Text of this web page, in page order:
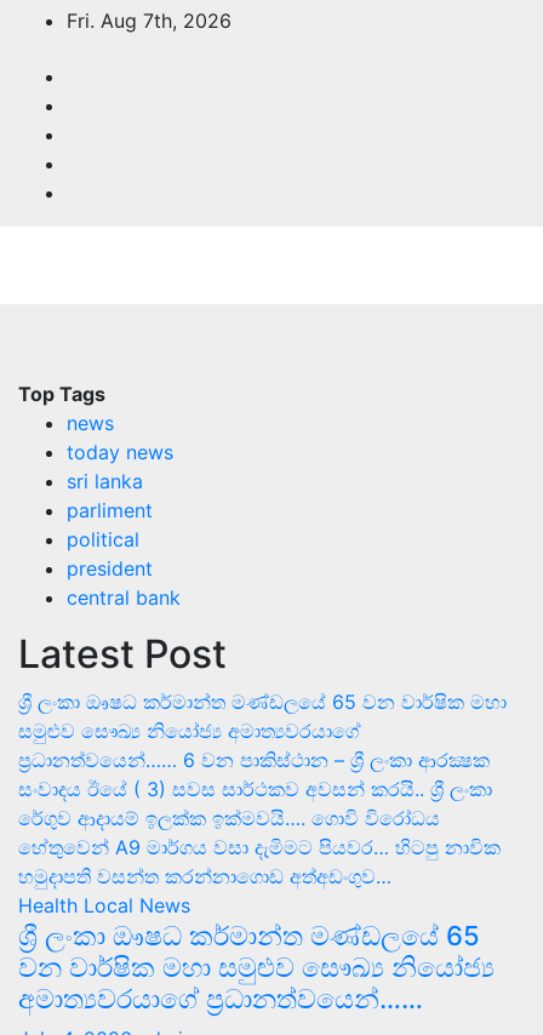
content
Fri. Aug 7th, 2026
Top Tags
news
today news
sri lanka
parliment
political
president
central bank
Latest Post
ශ්‍රී ලංකා ඖෂධ කර්මාන්ත මණ්ඩලයේ 65 වන වාර්ෂික මහා
සමුළුව සෞඛ්‍ය නියෝජ්‍ය අමාත්‍යවරයාගේ
ප්‍රධානත්වයෙන්…… 6 වන පාකිස්ථාන – ශ්‍රී ලංකා ආරක්‍ෂක
සංවාදය ඊයේ ( 3) සවස සාර්ථකව අවසන් කරයි.. ශ්‍රී ලංකා
රේගුව ආදායම් ඉලක්ක ඉක්මවයි…. ගොවි විරෝධය
හේතුවෙන් A9 මාර්ගය වසා දැමිමට පියවර… හිටපු නාවික
හමුදාපති වසන්ත කරන්නාගොඩ අත්අඩංගුව…
Health Local News
ශ්‍රී ලංකා ඖෂධ කර්මාන්ත මණ්ඩලයේ 65
වන වාර්ෂික මහා සමුළුව සෞඛ්‍ය නියෝජ්‍ය
අමාත්‍යවරයාගේ ප්‍රධානත්වයෙන්……